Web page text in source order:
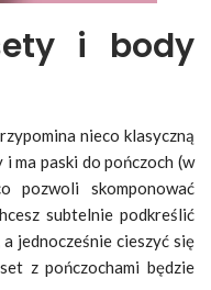
i body
nieco klasyczną
ma paski do pończoch (w
pozwoli skomponować
subtelnie podkreślić
jednocześnie cieszyć się
z pończochami będzie